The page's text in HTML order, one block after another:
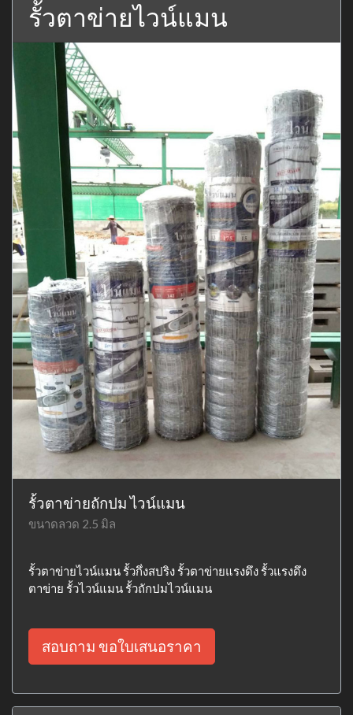
รั้วตาข่ายไวน์แมน
รั้วตาข่ายถักปม ไวน์แมน
ขนาดลวด 2.5 มิล
รั้วตาข่ายไวน์แมน รั้วกึ่งสปริง รั้วตาข่ายแรงดึง รั้วแรงดึง
ตาข่าย รั้วไวน์แมน รั้วถักปมไวน์แมน
สอบถาม ขอใบเสนอราคา